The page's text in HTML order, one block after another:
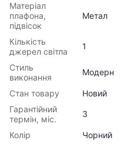
Матеріал
плафона,
підвісок
Метал
Кількість
джерел світла
1
Стиль
виконання
Модерн
Стан товару
Новий
Гарантійний
термін, міс.
3
Колір Чорний